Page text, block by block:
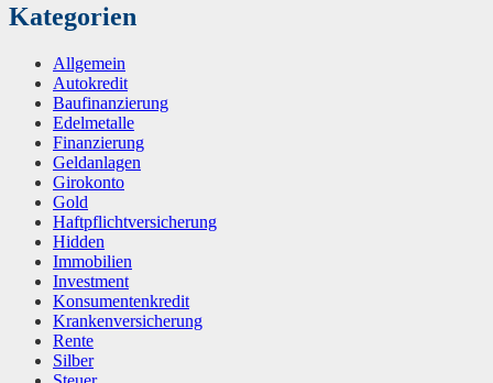
Kategorien
Allgemein
Autokredit
Baufinanzierung
Edelmetalle
Finanzierung
Geldanlagen
Girokonto
Gold
Haftpflichtversicherung
Hidden
Immobilien
Investment
Konsumentenkredit
Krankenversicherung
Rente
Silber